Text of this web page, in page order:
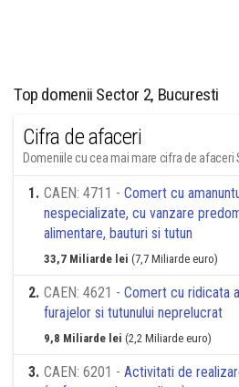
Top domenii Sector 2, Bucuresti
Cifra de afaceri
Domeniile cu cea mai mare cifra de afaceri
1. CAEN: 4711 - Comert cu
nespecializate, cu vanzare
alimentare, bauturi si tutun
33,7 Miliarde lei (7,7 Miliarde euro)
2. CAEN: 4621 - Comert cu ridicata
furajelor si tutunului neprelucrat
9,8 Miliarde lei (2,2 Miliarde euro)
3. CAEN: 6201 - Activitati de